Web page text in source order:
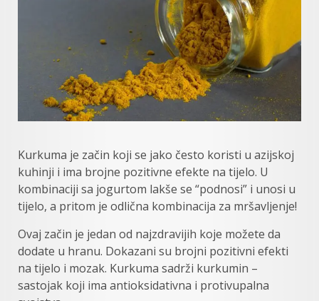
Kurkuma je začin koji se jako često koristi u azijskoj
kuhinji i ima brojne pozitivne efekte na tijelo. U
kombinaciji sa jogurtom lakše se “podnosi” i unosi u
tijelo, a pritom je odlična kombinacija za mršavljenje!
Ovaj začin je jedan od najzdravijih koje možete da
dodate u hranu. Dokazani su brojni pozitivni efekti
na tijelo i mozak. Kurkuma sadrži kurkumin –
sastojak koji ima antioksidativna i protivupalna